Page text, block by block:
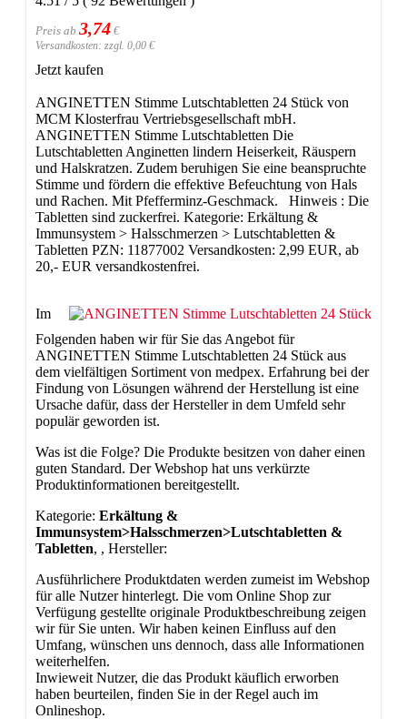
Preis ab 3,74 €
Versandkosten: zzgl. 0,00 €
Jetzt kaufen
ANGINETTEN Stimme Lutschtabletten 24 Stück von
MCM Klosterfrau Vertriebsgesellschaft mbH.
ANGINETTEN Stimme Lutschtabletten Die
Lutschtabletten Anginetten lindern Heiserkeit, Räuspern
und Halskratzen. Zudem beruhigen Sie eine beanspruchte
Stimme und fördern die effektive Befeuchtung von Hals
und Rachen. Mit Pfefferminz-Geschmack. Hinweis : Die
Tabletten sind zuckerfrei. Kategorie: Erkältung &
Immunsystem > Halsschmerzen > Lutschtabletten &
Tabletten PZN: 11877002 Versandkosten: 2,99 EUR, ab
20,- EUR versandkostenfrei.
Im
Folgenden haben wir für Sie das Angebot für
ANGINETTEN Stimme Lutschtabletten 24 Stück aus
dem vielfältigen Sortiment von medpex. Erfahrung bei der
Findung von Lösungen während der Herstellung ist eine
Ursache dafür, dass der Hersteller in dem Umfeld sehr
populär geworden ist.
Was ist die Folge? Die Produkte besitzen von daher einen
guten Standard. Der Webshop hat uns verkürzte
Produktinformationen bereitgestellt.
Kategorie: Erkältung &
Immunsystem>Halsschmerzen>Lutschtabletten &
Tabletten, , Hersteller:
Ausführlichere Produktdaten werden zumeist im Webshop
für alle Nutzer hinterlegt. Die vom Online Shop zur
Verfügung gestellte originale Produktbeschreibung zeigen
wir für Sie unten. Wir haben keinen Einfluss auf den
Umfang, wünschen uns dennoch, dass alle Informationen
weiterhelfen.
Inwieweit Nutzer, die das Produkt käuflich erworben
haben beurteilen, finden Sie in der Regel auch im
Onlineshop.